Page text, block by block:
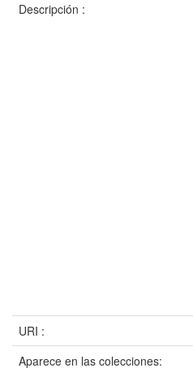
Descripción :
URI :
Aparece en las colecciones: